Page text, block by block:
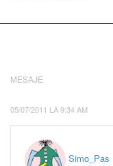
MESAJE
05/07/2011 LA 9:34 AM
Simo_Pas